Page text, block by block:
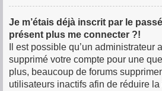
Je m’étais déjà inscrit par le
présent plus me connecter ?!
Il est possible qu’un administrateur
supprimé votre compte pour une
plus, beaucoup de forums
utilisateurs inactifs afin de réduire